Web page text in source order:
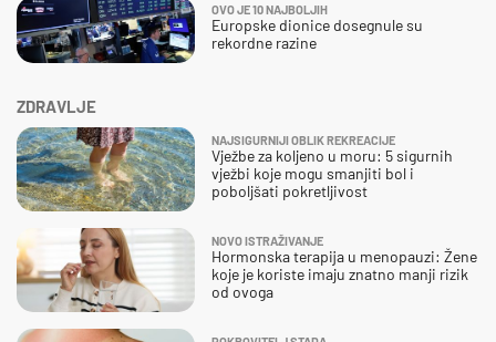
ZDRAVLJE
NAJSIGURNIJI OBLIK REKREACIJE
Vježbe za koljeno u moru: 5 sigurnih
vježbi koje mogu smanjiti bol i
poboljšati pokretljivost
NOVO ISTRAŽIVANJE
Hormonska terapija u menopauzi: Žene
koje je koriste imaju znatno manji rizik
od ovoga
OVO JE 10 NAJBOLJIH
Europske dionice dosegnule su
rekordne razine